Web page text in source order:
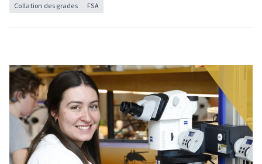
Collation des grades FSA